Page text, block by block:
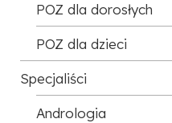
POZ dla dorosłych
POZ dla dzieci
Specjaliści
Andrologia